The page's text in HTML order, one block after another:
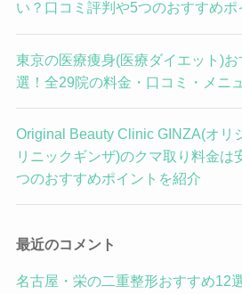
い？口コミ評判や5つのおすすめポ
東京の医療痩身(医療ダイエット)
選！全29院の料金・口コミ・メニ
Original Beauty Clinic GINZA(オリ
リニックギンザ)のクマ取り料金は
つのおすすめポイントを紹介
最近のコメント
名古屋・栄の二重整形おすすめ12